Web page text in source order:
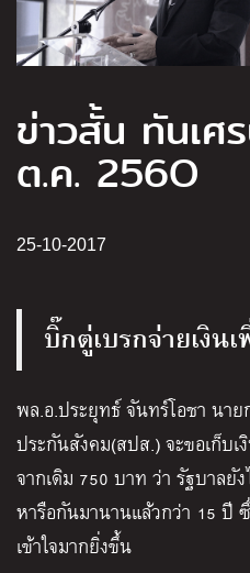
ข่าวสั้น ทันเศ
ต.ค. 256O
25-10-2017
บิ๊กตู่เบรกจ่ายเงิน
พล.อ.ประยุทธ์ จันทร์โอชา นา
ประกันสังคม(สปส.) จะขอเก็บ
จากเดิม 750 บาท ว่า รัฐบาลยั
หารือกันมานานแล้วกว่า 15 ปี
เข้าใจมากยิ่งขึ้น